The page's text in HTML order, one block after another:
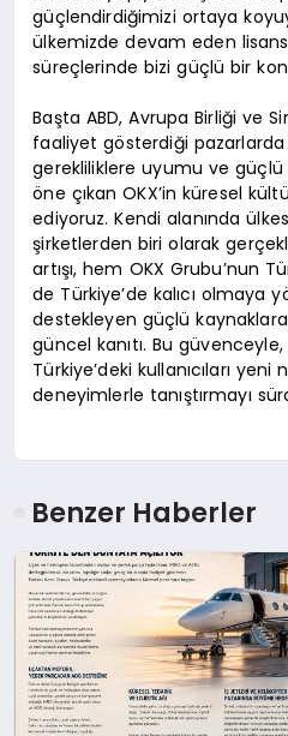
güçlendirdiğimizi ortaya
ülkemizde devam eden
süreçlerinde bizi güçlü bir
Başta ABD, Avrupa Birliği ve
faaliyet gösterdiği pazarlarda
gerekliliklere uyumu ve güçlü
öne çıkan OKX’in küresel
ediyoruz. Kendi alanında
şirketlerden biri olarak
artışı, hem OKX Grubu’nun
de Türkiye’de kalıcı olmaya
destekleyen güçlü
güncel kanıtı. Bu güvenceyle,
Türkiye’deki kullanıcıları yeni
deneyimlerle tanıştırmayı
Benzer Haberler